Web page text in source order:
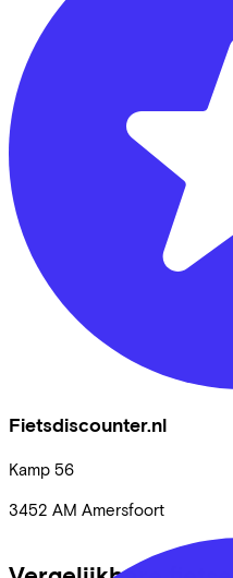
Fietsdiscounter.nl
Kamp 56
3452 AM Amersfoort